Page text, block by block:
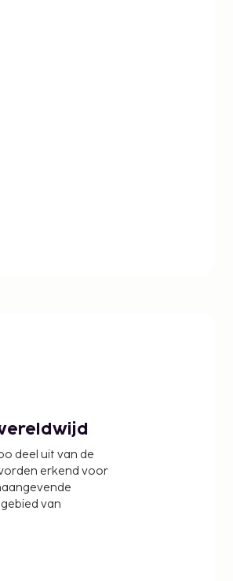
deel uit van de
erkend voor
van